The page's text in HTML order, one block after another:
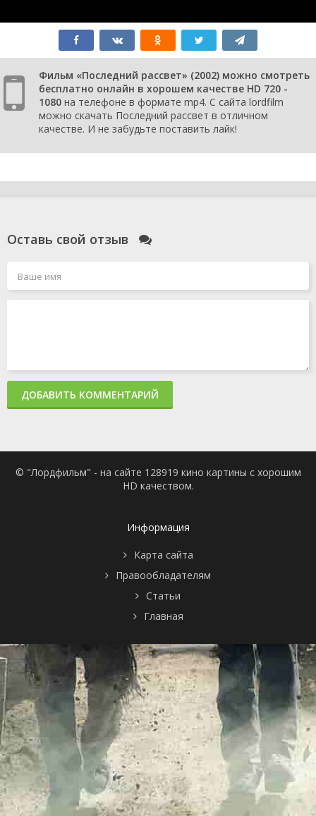
Фильм «Последний рассвет» (2002) можно смотреть
бесплатно онлайн в хорошем качестве HD 720 -
1080 на телефоне в формате mp4. С сайта lordfilm
можно скачать Последний рассвет в отличном
качестве. И не забудьте поставить лайк!
Оставь свой отзыв
ДОБАВИТЬ КОММЕНТАРИЙ
© "Лордфильм" - на сайте 128919 кино картины с хорошим
HD качеством.
Информация
Карта сайта
Правообладателям
Статьи
Главная